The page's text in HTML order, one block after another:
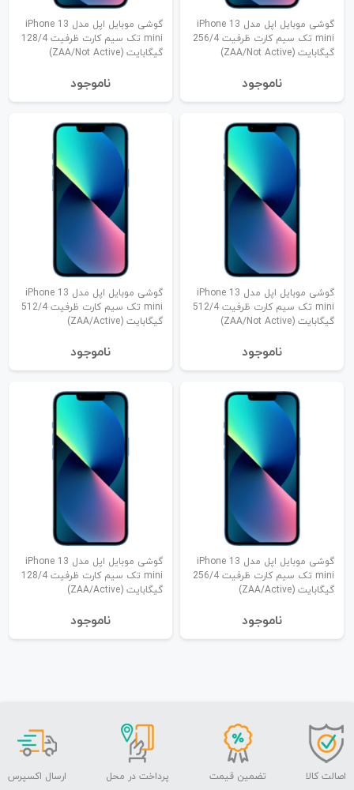
گوشی موبایل اپل مدل iPhone 13
mini تک سیم کارت ظرفیت 256/4
گیگابایت (ZAA/Not Active)
نا‌موجود
گوشی موبایل اپل مدل iPhone 13
mini تک سیم کارت ظرفیت 128/4
گیگابایت (ZAA/Not Active)
نا‌موجود
گوشی موبایل اپل مدل iPhone 13
mini تک سیم کارت ظرفیت 512/4
گیگابایت (ZAA/Not Active)
نا‌موجود
گوشی موبایل اپل مدل iPhone 13
mini تک سیم کارت ظرفیت 512/4
گیگابایت (ZAA/Active)
نا‌موجود
گوشی موبایل اپل مدل iPhone 13
mini تک سیم کارت ظرفیت 256/4
گیگابایت (ZAA/Active)
نا‌موجود
گوشی موبایل اپل مدل iPhone 13
mini تک سیم کارت ظرفیت 128/4
گیگابایت (ZAA/Active)
نا‌موجود
اصالت کالا تضمین قیمت پرداخت در محل ارسال اکسپرس